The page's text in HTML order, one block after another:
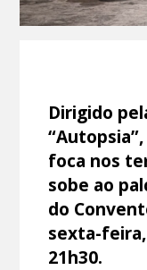
Dirigido
foca nos
sobe ao
do
sexta-
21h30.